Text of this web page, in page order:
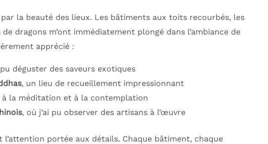
par la beauté des lieux. Les bâtiments aux toits recourbés, les
dragons m’ont immédiatement plongé dans l’ambiance de
apprécié :
pu déguster des saveurs exotiques
, un lieu de recueillement impressionnant
à la méditation et à la contemplation
, où j’ai pu observer des artisans à l’œuvre
l’attention portée aux détails. Chaque bâtiment, chaque